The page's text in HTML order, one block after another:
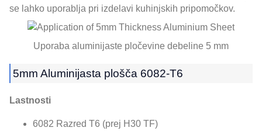
se lahko uporablja pri izdelavi kuhinjskih pripomočkov.
Uporaba aluminijaste pločevine debeline 5 mm
5mm Aluminijasta plošča 6082-T6
Lastnosti
6082 Razred T6 (prej H30 TF)